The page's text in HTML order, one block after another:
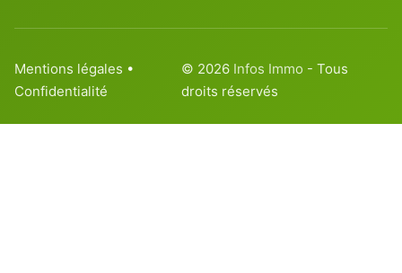
Mentions légales •
Confidentialité
© 2026 Infos Immo - Tous
droits réservés